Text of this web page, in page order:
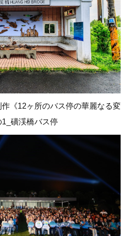
《12ヶ所のバス停の華麗なる変
1_磺渓橋バス停